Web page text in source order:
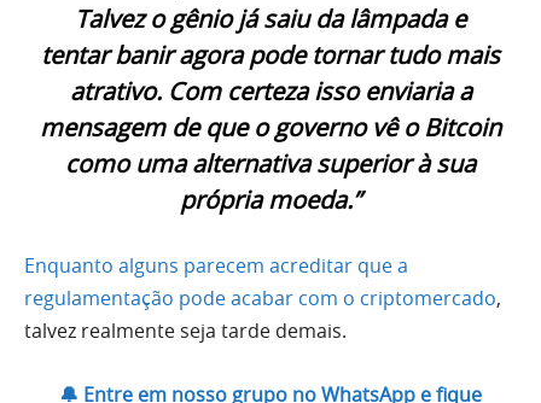
Talvez o gênio já saiu da lâmpada e
tentar banir agora pode tornar tudo mais
atrativo. Com certeza isso enviaria a
mensagem de que o governo vê o Bitcoin
como uma alternativa superior à sua
própria moeda.”
Enquanto alguns parecem acreditar que a
regulamentação pode acabar com o criptomercado,
talvez realmente seja tarde demais.
🔔 Entre em nosso grupo no WhatsApp e fique